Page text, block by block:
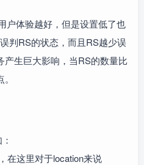
户体验越好，但是设置低了也
判RS的状态，而且RS越少误
产生巨大影响，当RS的数量比
在这里对于location来说